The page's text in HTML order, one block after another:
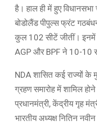
है। हाल ही में हुए
बोडोलैंड पीपुल्स फ्रंट
कुल 102 सीटें जीतीं।
AGP और BPF ने 10-10
NDA शासित कई राज्यों के
ग्रहण समारोह में शामिल
प्रधानमंत्री, केंद्रीय गृह
भारतीय अध्यक्ष नितिन